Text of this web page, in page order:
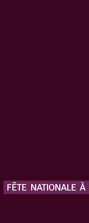
FÊTE NATIONALE À